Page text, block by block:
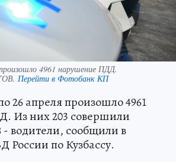
4961 нарушение ПДД.
Перейти в Фотобанк КП
26 апреля произошло 4961
Из них 203 совершили
водители, сообщили в
по Кузбассу.